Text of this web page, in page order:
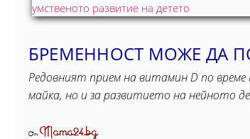
БРЕМЕННОСТ МОЖЕ ДА
Редовният прием на витамин D по
майка, но и за развитието на нейното
ОтMama24.bg